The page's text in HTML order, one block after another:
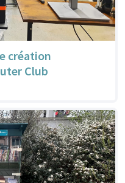
création
Club